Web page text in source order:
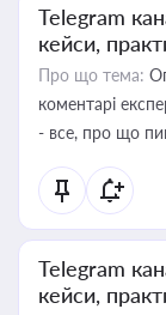
Telegram
кейси,
Про що тема:
коментарі
- все, про що
Telegram
кейси,